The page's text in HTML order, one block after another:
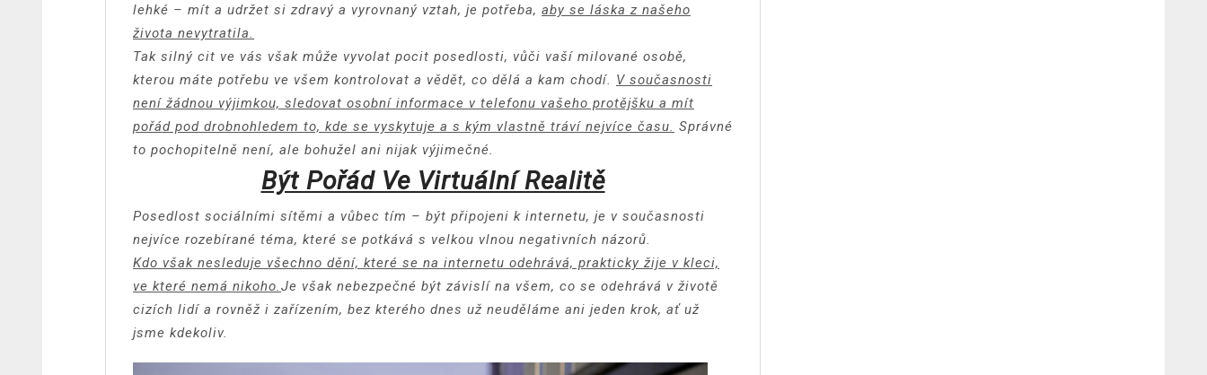
lehké – mít a udržet si zdravý a vyrovnaný vztah, je potřeba, aby se láska z našeho
života nevytratila.
Tak silný cit ve vás však může vyvolat pocit posedlosti, vůči vaší milované osobě,
kterou máte potřebu ve všem kontrolovat a vědět, co dělá a kam chodí. V současnosti
není žádnou výjimkou, sledovat osobní informace v telefonu vašeho protějšku a mít
pořád pod drobnohledem to, kde se vyskytuje a s kým vlastně tráví nejvíce času.
Správné
to pochopitelně není, ale bohužel ani nijak výjimečné.
Být Pořád Ve Virtuální Realitě
Posedlost sociálními sítěmi a vůbec tím – být připojeni k internetu, je v současnosti
nejvíce rozebírané téma, které se potkává s velkou vlnou negativních názorů.
Kdo však nesleduje všechno dění, které se na internetu odehrává, prakticky žije v kleci,
ve které nemá nikoho. Je však nebezpečné být závislí na všem, co se odehrává v životě
cizích lidí a rovněž i zařízením, bez kterého dnes už neuděláme ani jeden krok, ať už
jsme kdekoliv.